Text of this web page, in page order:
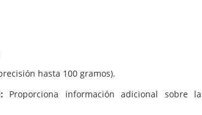
hasta 100 gramos).
Proporciona información adicional sobre la